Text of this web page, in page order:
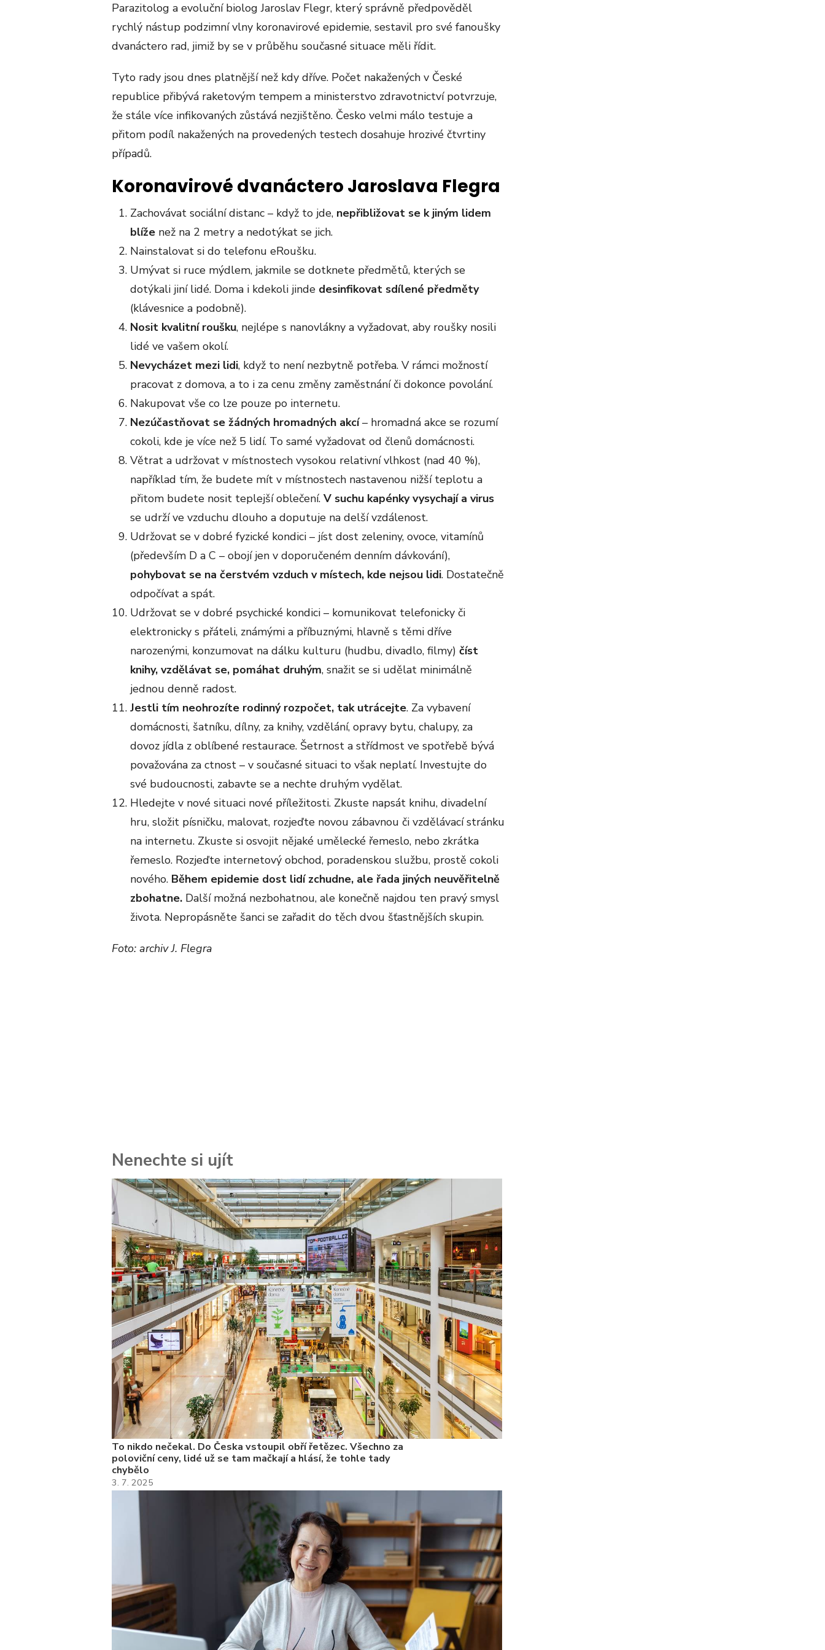
Parazitolog a evoluční biolog Jaroslav Flegr, který správně předpověděl
rychlý nástup podzimní vlny koronavirové epidemie, sestavil pro své fanoušky
dvanáctero rad, jimiž by se v průběhu současné situace měli řídit.
Tyto rady jsou dnes platnější než kdy dříve. Počet nakažených v České
republice přibývá raketovým tempem a ministerstvo zdravotnictví potvrzuje,
že stále více infikovaných zůstává nezjištěno. Česko velmi málo testuje a
přitom podíl nakažených na provedených testech dosahuje hrozivé čtvrtiny
případů.
Koronavirové dvanáctero Jaroslava Flegra
Zachovávat sociální distanc – když to jde, nepřibližovat se k jiným lidem
blíže než na 2 metry a nedotýkat se jich.
Nainstalovat si do telefonu eRoušku.
Umývat si ruce mýdlem, jakmile se dotknete předmětů, kterých se
dotýkali jiní lidé. Doma i kdekoli jinde desinfikovat sdílené předměty
(klávesnice a podobně).
Nosit kvalitní roušku, nejlépe s nanovlákny a vyžadovat, aby roušky nosili
lidé ve vašem okolí.
Nevycházet mezi lidi, když to není nezbytně potřeba. V rámci možností
pracovat z domova, a to i za cenu změny zaměstnání či dokonce povolání.
Nakupovat vše co lze pouze po internetu.
Nezúčastňovat se žádných hromadných akcí– hromadná akce se rozumí
cokoli, kde je více než 5 lidí. To samé vyžadovat od členů domácnosti.
Větrat a udržovat v místnostech vysokou relativní vlhkost (nad 40 %),
například tím, že budete mít v místnostech nastavenou nižší teplotu a
přitom budete nosit teplejší oblečení. V suchu kapénky vysychají a virus
se udrží ve vzduchu dlouho a doputuje na delší vzdálenost.
Udržovat se v dobré fyzické kondici – jíst dost zeleniny, ovoce, vitamínů
(především D a C – obojí jen v doporučeném denním dávkování),
pohybovat se na čerstvém vzduch v místech, kde nejsou lidi. Dostatečně
odpočívat a spát.
Udržovat se v dobré psychické kondici – komunikovat telefonicky či
elektronicky s přáteli, známými a příbuznými, hlavně s těmi dříve
narozenými, konzumovat na dálku kulturu (hudbu, divadlo, filmy) číst
knihy, vzdělávat se, pomáhat druhým, snažit se si udělat minimálně
jednou denně radost.
Jestli tím neohrozíte rodinný rozpočet, tak utrácejte. Za vybavení
domácnosti, šatníku, dílny, za knihy, vzdělání, opravy bytu, chalupy, za
dovoz jídla z oblíbené restaurace. Šetrnost a střídmost ve spotřebě bývá
považována za ctnost – v současné situaci to však neplatí. Investujte do
své budoucnosti, zabavte se a nechte druhým vydělat.
Hledejte v nové situaci nové příležitosti. Zkuste napsát knihu, divadelní
hru, složit písničku, malovat, rozjeďte novou zábavnou či vzdělávací stránku
na internetu. Zkuste si osvojit nějaké umělecké řemeslo, nebo zkrátka
řemeslo. Rozjeďte internetový obchod, poradenskou službu, prostě cokoli
nového. Během epidemie dost lidí zchudne, ale řada jiných neuvěřitelně
zbohatne. Další možná nezbohatnou, ale konečně najdou ten pravý smysl
života. Nepropásněte šanci se zařadit do těch dvou šťastnějších skupin.
Foto: archiv J. Flegra
Nenechte si ujít
To nikdo nečekal. Do Česka vstoupil obří řetězec. Všechno za
poloviční ceny, lidé už se tam mačkají a hlásí, že tohle tady
chybělo
3. 7. 2025